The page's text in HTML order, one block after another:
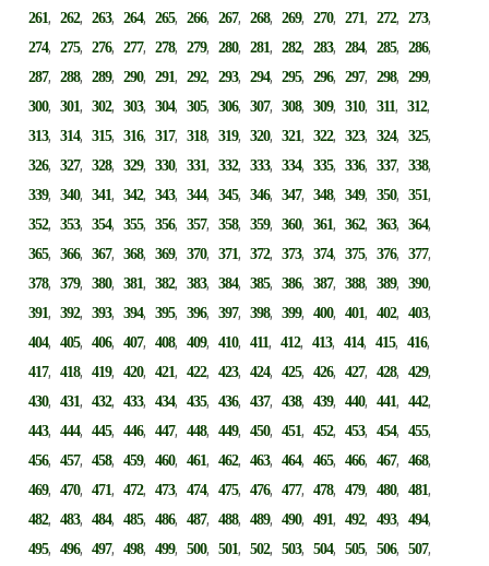
261,262,263,264,265,266,267,268,269,270,271,272,273,
274,275,276,277,278,279,280,281,282,283,284,285,286,
287,288,289,290,291,292,293,294,295,296,297,298,299,
300,301,302,303,304,305,306,307,308,309,310,311,312,
313,314,315,316,317,318,319,320,321,322,323,324,325,
326,327,328,329,330,331,332,333,334,335,336,337,338,
339,340,341,342,343,344,345,346,347,348,349,350,351,
352,353,354,355,356,357,358,359,360,361,362,363,364,
365,366,367,368,369,370,371,372,373,374,375,376,377,
378,379,380,381,382,383,384,385,386,387,388,389,390,
391,392,393,394,395,396,397,398,399,400,401,402,403,
404,405,406,407,408,409,410,411,412,413,414,415,416,
417,418,419,420,421,422,423,424,425,426,427,428,429,
430,431,432,433,434,435,436,437,438,439,440,441,442,
443,444,445,446,447,448,449,450,451,452,453,454,455,
456,457,458,459,460,461,462,463,464,465,466,467,468,
469,470,471,472,473,474,475,476,477,478,479,480,481,
482,483,484,485,486,487,488,489,490,491,492,493,494,
495,496,497,498,499,500,501,502,503,504,505,506,507,